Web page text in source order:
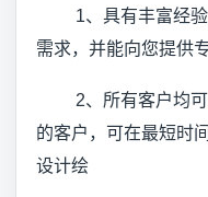
1、具有丰富经验
需求，并能向您提供
2、所有客户均可
的客户，可在最短时
设计绘